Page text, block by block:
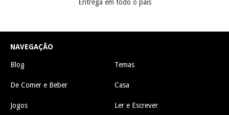
Entrega em todo o país
NAVEGAÇÃO
Blog Temas
De Comer e Beber Casa
Jogos Ler e Escrever